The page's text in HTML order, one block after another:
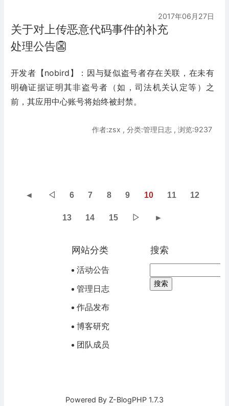
2017年06月27日
关于对上传恶意代码事件的补充
处理公告👺
开发者【nobird】：因与疑似盗号者存在关联，在未有
明确证据证明其非盗号者（如，司法机关认定等）之
前，其应用中心账号将始终被封禁。
作者:zsx , 分类:管理日志 , 浏览:9237
◄ ◁ 6 7 8 9 10 11 12
13 14 15 ▷ ►
网站分类
活动公告
管理日志
作品发布
博客研究
团队成员
搜索
Powered By Z-BlogPHP 1.7.3